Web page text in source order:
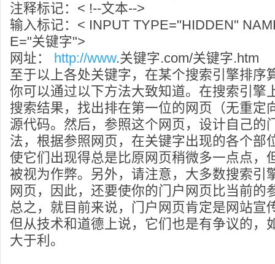
注释标记：< !--文本-->
输入标记：< INPUT TYPE="HIDDEN"
E="关键字">
网址： http://www.关键字.com/关键字.htm
至于以上各处关键字，在某个搜索引擎排序
你可以通过以下方法大致知道。在搜索引擎
搜索结果，找出排在第一位的网页（无重定
源代码。然后，参照这个网页，设计自己的
法，根据参照网页，在关键字出现的各个部
使它们出现得总是比原网页稍微多一点点，
被视为作弊。另外，请注意，大多数搜索引
网页，因此，还要使你的门户网页比当前的
总之，就目前来说，门户网页肯定是网站宣
但从技术和道德上说，它们也是有争议的，
大于利。